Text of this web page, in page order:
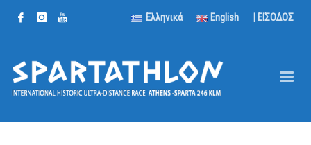
Ελληνικά English | ΕΙΣΟΔΟΣ